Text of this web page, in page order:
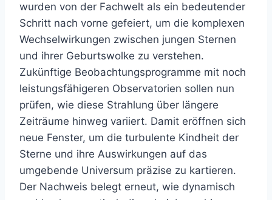
wurden von der Fachwelt als ein bedeutender
Schritt nach vorne gefeiert, um die komplexen
Wechselwirkungen zwischen jungen Sternen
und ihrer Geburtswolke zu verstehen.
Zukünftige Beobachtungsprogramme mit noch
leistungsfähigeren Observatorien sollen nun
prüfen, wie diese Strahlung über längere
Zeiträume hinweg variiert. Damit eröffnen sich
neue Fenster, um die turbulente Kindheit der
Sterne und ihre Auswirkungen auf das
umgebende Universum präzise zu kartieren.
Der Nachweis belegt erneut, wie dynamisch